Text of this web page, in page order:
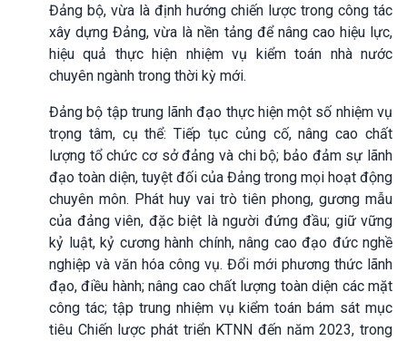
Đảng bộ, vừa là định hướng chiến lược trong công tác
xây dựng Đảng, vừa là nền tảng để nâng cao hiệu lực,
hiệu quả thực hiện nhiệm vụ kiểm toán nhà nước
chuyên ngành trong thời kỳ mới.
Đảng bộ tập trung lãnh đạo thực hiện một số nhiệm vụ
trọng tâm, cụ thể: Tiếp tục củng cố, nâng cao chất
lượng tổ chức cơ sở đảng và chi bộ; bảo đảm sự lãnh
đạo toàn diện, tuyệt đối của Đảng trong mọi hoạt động
chuyên môn. Phát huy vai trò tiên phong, gương mẫu
của đảng viên, đặc biệt là người đứng đầu; giữ vững
kỷ luật, kỷ cương hành chính, nâng cao đạo đức nghề
nghiệp và văn hóa công vụ. Đổi mới phương thức lãnh
đạo, điều hành; nâng cao chất lượng toàn diện các mặt
công tác; tập trung nhiệm vụ kiểm toán bám sát mục
tiêu Chiến lược phát triển KTNN đến năm 2023, trong